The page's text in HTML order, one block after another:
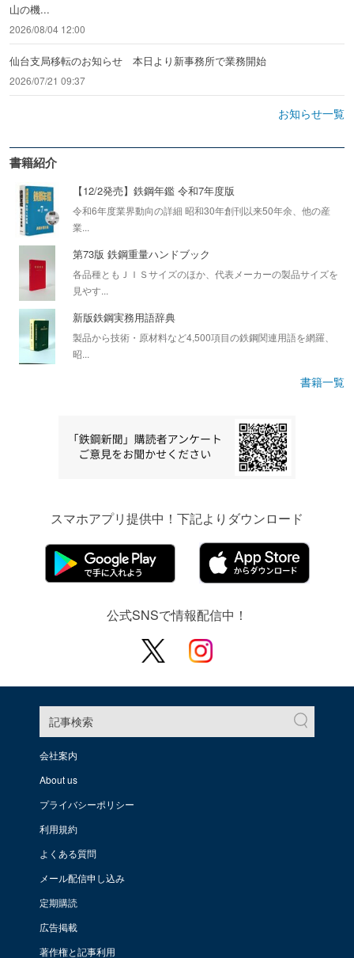
山の機...
2026/08/04 12:00
仙台支局移転のお知らせ 本日より新事務所で業務開始
2026/07/21 09:37
お知らせ一覧
書籍紹介
【12/2発売】鉄鋼年鑑 令和7年度版
令和6年度業界動向の詳細 昭和30年創刊以来50年余、他の産
業...
第73版 鉄鋼重量ハンドブック
各品種ともＪＩＳサイズのほか、代表メーカーの製品サイズを
見やす...
新版鉄鋼実務用語辞典
製品から技術・原材料など4,500項目の鉄鋼関連用語を網羅、
昭...
書籍一覧
スマホアプリ提供中！下記よりダウンロード
公式SNSで情報配信中！
記事検索
会社案内
About us
プライバシーポリシー
利用規約
よくある質問
メール配信申し込み
定期購読
広告掲載
著作権と記事利用